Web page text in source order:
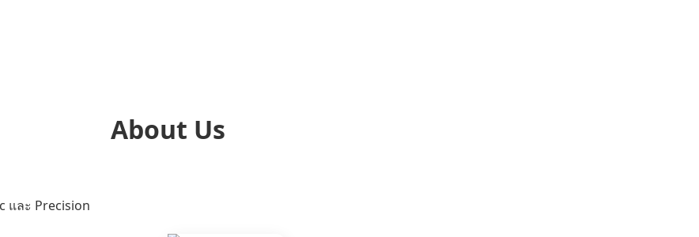
About Us
และ Precision